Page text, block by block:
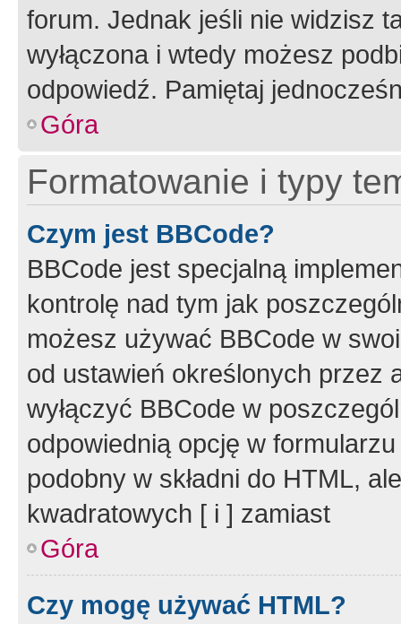
forum. Jednak jeśli nie widzisz
wyłączona i wtedy możesz
odpowiedź. Pamiętaj
Góra
Formatowanie i typy
Czym jest BBCode?
BBCode jest specjalną
kontrolę nad tym jak
możesz używać BBCode w
od ustawień określonych przez
wyłączyć BBCode w
odpowiednią opcję w
podobny w składni do HTML,
kwadratowych [ i ] zamiast
Góra
Czy mogę używać HTML?